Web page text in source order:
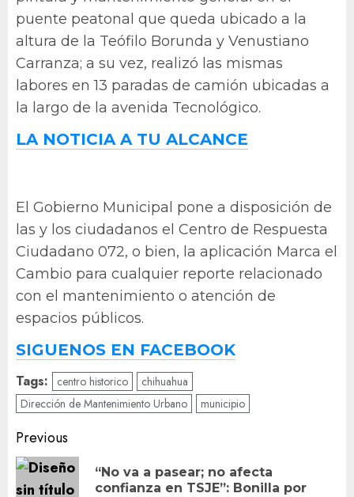
puente peatonal que queda ubicado a la
altura de la Teófilo Borunda y Venustiano
Carranza; a su vez, realizó las mismas
labores en 13 paradas de camión ubicadas a
la largo de la avenida Tecnológico.
LA NOTICIA A TU ALCANCE
El Gobierno Municipal pone a disposición de
las y los ciudadanos el Centro de Respuesta
Ciudadano 072, o bien, la aplicación Marca el
Cambio para cualquier reporte relacionado
con el mantenimiento o atención de
espacios públicos.
SIGUENOS EN FACEBOOK
Tags: centro historico
chihuahua
Dirección de Mantenimiento Urbano
municipio
Post
navigation
Previous
“No va a pasear; no afecta
confianza en TSJE”: Bonilla por